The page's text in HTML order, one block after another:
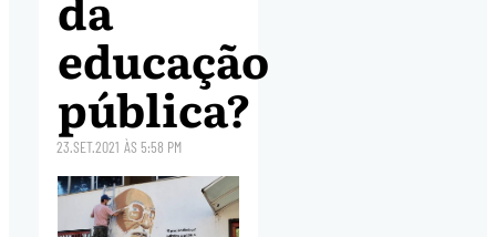
educação
pública?
23.SET.2021 ÀS5:58 PM